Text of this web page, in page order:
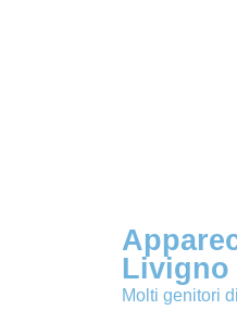
Livigno
Molti genitori di